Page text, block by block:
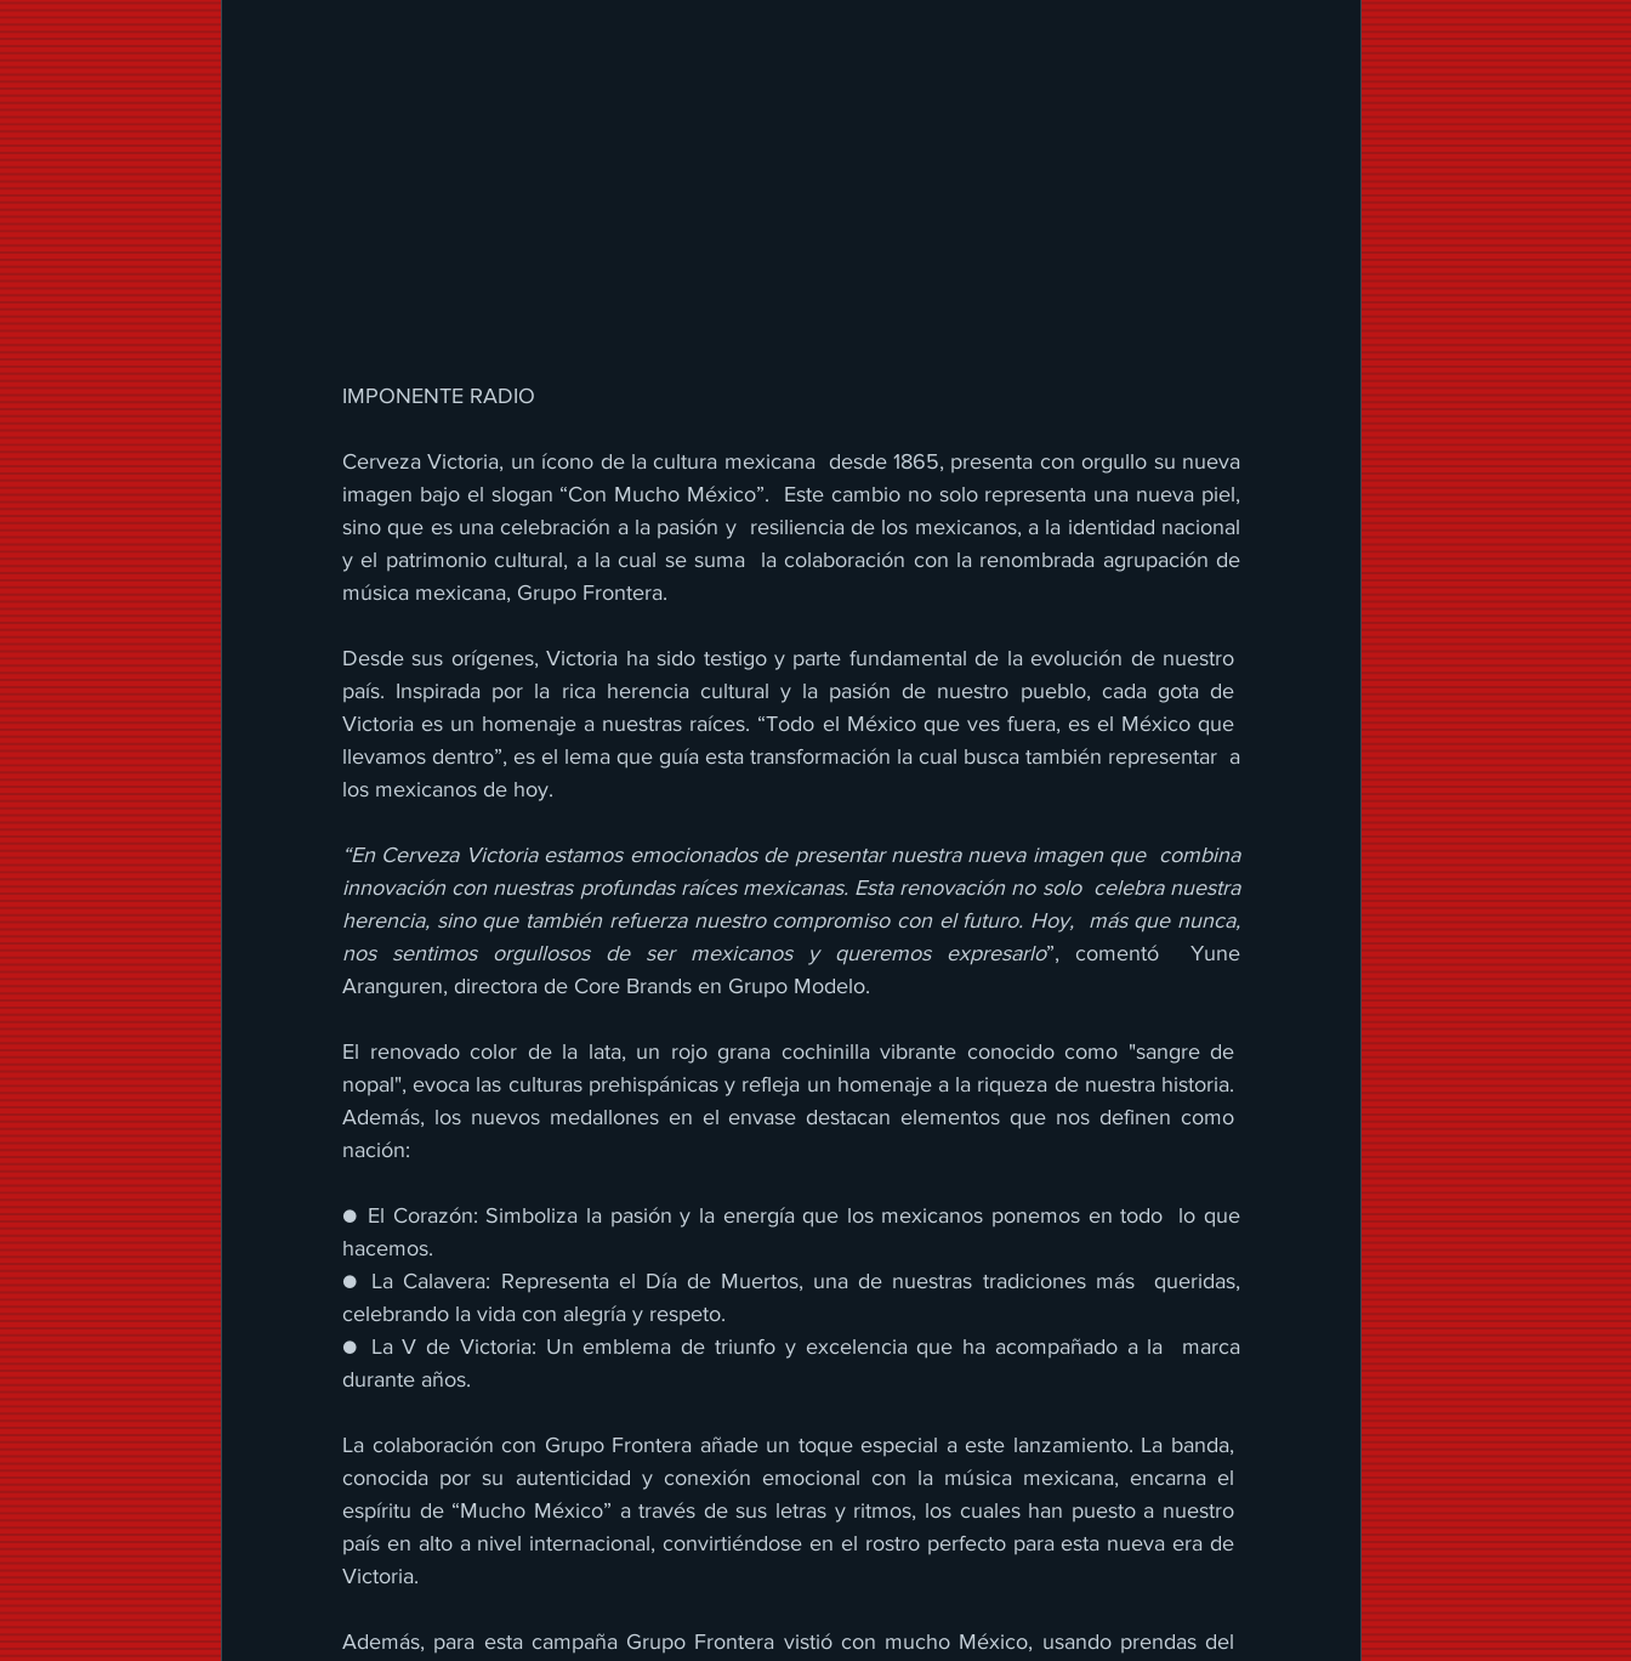
IMPONENTE RADIO
Cerveza Victoria, un ícono de la cultura mexicana  desde 1865, presenta con orgullo su nueva
imagen bajo el slogan “Con Mucho México”.  Este cambio no solo representa una nueva piel,
sino que es una celebración a la pasión y  resiliencia de los mexicanos, a la identidad nacional
y el patrimonio cultural, a la cual se suma  la colaboración con la renombrada agrupación de
música mexicana, Grupo Frontera.
Desde sus orígenes, Victoria ha sido testigo y parte fundamental de la evolución de nuestro
país. Inspirada por la rica herencia cultural y la pasión de nuestro pueblo, cada gota de
Victoria es un homenaje a nuestras raíces. “Todo el México que ves fuera, es el México que
llevamos dentro”, es el lema que guía esta transformación la cual busca también representar  a
los mexicanos de hoy.
“En Cerveza Victoria estamos emocionados de presentar nuestra nueva imagen que  combina
innovación con nuestras profundas raíces mexicanas. Esta renovación no solo  celebra nuestra
herencia, sino que también refuerza nuestro compromiso con el futuro. Hoy,  más que nunca,
nos sentimos orgullosos de ser mexicanos y queremos expresarlo”, comentó  Yune
Aranguren, directora de Core Brands en Grupo Modelo.
El renovado color de la lata, un rojo grana cochinilla vibrante conocido como "sangre de
nopal", evoca las culturas prehispánicas y refleja un homenaje a la riqueza de nuestra historia.
Además, los nuevos medallones en el envase destacan elementos que nos definen como
nación:
● El Corazón: Simboliza la pasión y la energía que los mexicanos ponemos en todo  lo que
hacemos.
● La Calavera: Representa el Día de Muertos, una de nuestras tradiciones más  queridas,
celebrando la vida con alegría y respeto.
● La V de Victoria: Un emblema de triunfo y excelencia que ha acompañado a la  marca
durante años.
La colaboración con Grupo Frontera añade un toque especial a este lanzamiento. La banda,
conocida por su autenticidad y conexión emocional con la música mexicana, encarna el
espíritu de “Mucho México” a través de sus letras y ritmos, los cuales han puesto a nuestro
país en alto a nivel internacional, convirtiéndose en el rostro perfecto para esta nueva era de
Victoria.
Además, para esta campaña Grupo Frontera vistió con mucho México, usando prendas del